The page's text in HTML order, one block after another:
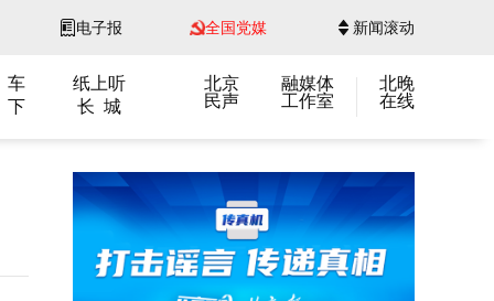
电子报 全国党媒 新闻滚动
车
纸上听
下
长 城
北京
民声
融媒体
工作室
北晚
在线